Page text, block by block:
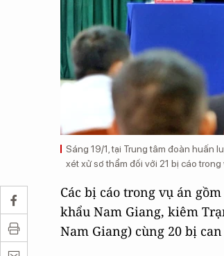
Sáng 19/1, tại Trung tâm đoàn huấn
xét xử sơ thẩm đối với 21 bị cáo
Các bị cáo trong vụ án
khẩu Nam Giang, kiêm
Nam Giang) cùng 20 bị